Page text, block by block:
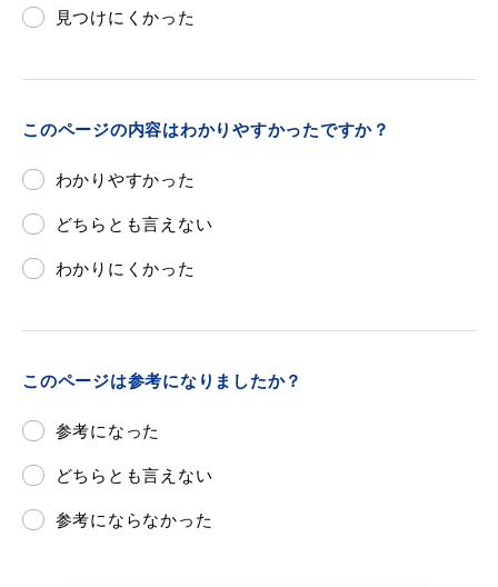
気象情報リンク集
ごみ分別早見表
窓口案内
申請書
見つけにくかった
このページの内容はわかりやすかったですか？
わかりやすかった
どちらとも言えない
わかりにくかった
このページは参考になりましたか？
参考になった
どちらとも言えない
参考にならなかった